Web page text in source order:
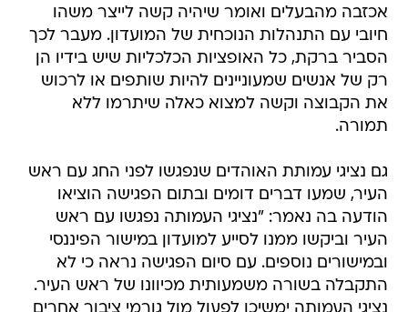
אכזבה מהבעלים ואומר שיהיה קשה לייצר משהו
חיובי עם התנהלות הנוכחית של המועדון. מעבר לכך
הסביר ברקת, כל האופציות הכלכליות שיש בידיו הן
רק של אנשים שמעוניינים להיות שותפים או לרכוש
את הקבוצה וקשה למצוא כאלה שיתרמו ללא
תמורה.
גם נציגי עמותת האוהדים שנפגשו לפני החג עם ראש
העיר, שמעו דברים דומים ובתום הפגישה הוציאו
הודעה בה נאמר: "נציגי העמותה נפגשו עם ראש
העיר וביקשו ממנו לסייע למועדון במישור הפיננסי
ובמישורים נוספים. עם סיום הפגישה נראה כי לא
התקבלה בשורה משמעותית מכיוונו של ראש העיר.